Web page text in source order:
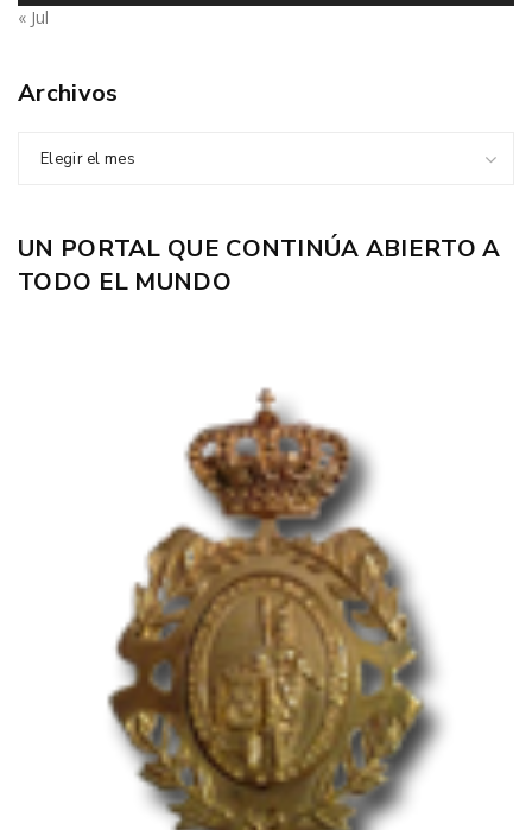
« Jul
Archivos
Elegir el mes
UN PORTAL QUE CONTINÚA ABIERTO A
TODO EL MUNDO